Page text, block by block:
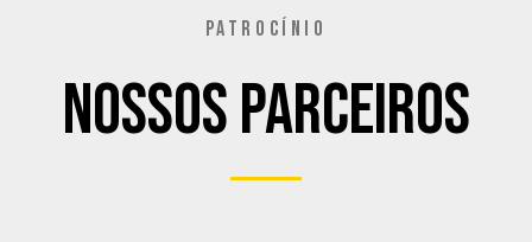
PATROCÍNIO
Nossos Parceiros